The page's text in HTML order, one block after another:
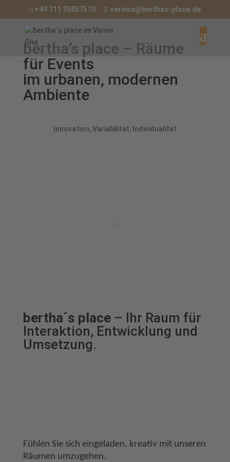
+49 711 75857510 service@berthas-place.de
bertha’s place – Räume
für Events
im urbanen, modernen
Ambiente
Innovation, Variabilität, Individualität
↓
bertha´s place– Ihr Raum für
Interaktion, Entwicklung und
Umsetzung.
Fühlen Sie sich eingeladen, kreativ mit unseren
Räumen umzugehen.